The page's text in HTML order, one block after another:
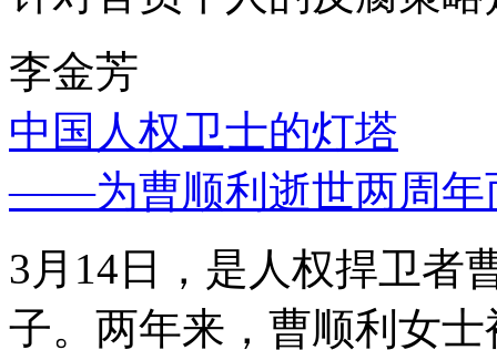
李金芳
中国人权卫士的灯塔
——为曹顺利逝世两周年
3月14日，是人权捍卫者
子。两年来，曹顺利女